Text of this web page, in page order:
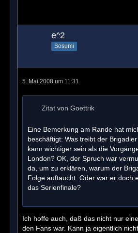
e^2
Sosumi
5. Mai 2008 um 11:31
Zitat von Goettrik
Eine Bemerkung am Rande hat
beschäftigt: Was treibt der
kann wichtiger sein als die
London? OK, der Spruch war
da, um zu erklären, warum der
Folge auftaucht. Oder war er doch
das Serienfinale?
Ich hoffe auch, daß das nicht nur
den Fans war. Kann ja eigentlich